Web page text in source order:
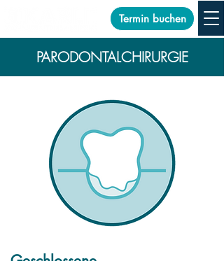
Termin buchen
PARODONTALCHIRURGIE